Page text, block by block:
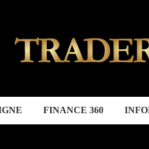
FINANCE 360